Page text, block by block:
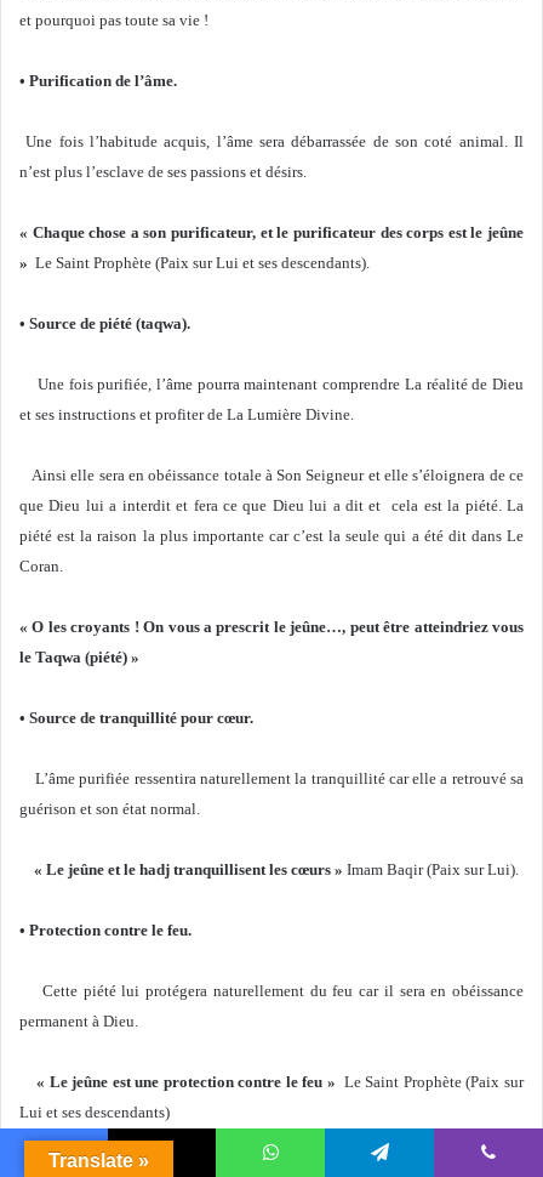
et pourquoi pas toute sa vie !
• Purification de l’âme.
Une fois l’habitude acquis, l’âme sera débarrassée de son coté animal. Il
n’est plus l’esclave de ses passions et désirs.
« Chaque chose a son purificateur, et le purificateur des corps est le jeûne
» Le Saint Prophète (Paix sur Lui et ses descendants).
• Source de piété (taqwa).
Une fois purifiée, l’âme pourra maintenant comprendre La réalité de Dieu
et ses instructions et profiter de La Lumière Divine.
Ainsi elle sera en obéissance totale à Son Seigneur et elle s’éloignera de ce
que Dieu lui a interdit et fera ce que Dieu lui a dit et cela est la piété. La
piété est la raison la plus importante car c’est la seule qui a été dit dans Le
Coran.
« O les croyants ! On vous a prescrit le jeûne…, peut être atteindriez vous
le Taqwa (piété) »
• Source de tranquillité pour cœur.
L’âme purifiée ressentira naturellement la tranquillité car elle a retrouvé sa
guérison et son état normal.
« Le jeûne et le hadj tranquillisent les cœurs » Imam Baqir (Paix sur Lui).
• Protection contre le feu.
Cette piété lui protégera naturellement du feu car il sera en obéissance
permanent à Dieu.
« Le jeûne est une protection contre le feu » Le Saint Prophète (Paix sur
Lui et ses descendants)
• Inciter les fortunés à être solidaire.
Translate »